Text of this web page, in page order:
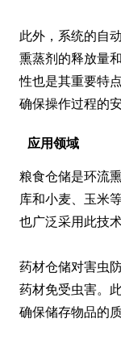
此外，系统的自
熏蒸剂的释放量
性也是其重要特
确保操作过程的安
应用领域
粮食仓储是环流
库和小麦、玉米
也广泛采用此技术
药材仓储对害虫
药材免受虫害。
确保储存物品的